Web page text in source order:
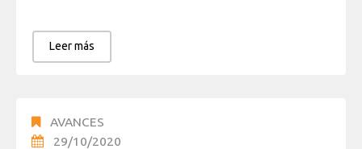
Leer más
AVANCES
29/10/2020